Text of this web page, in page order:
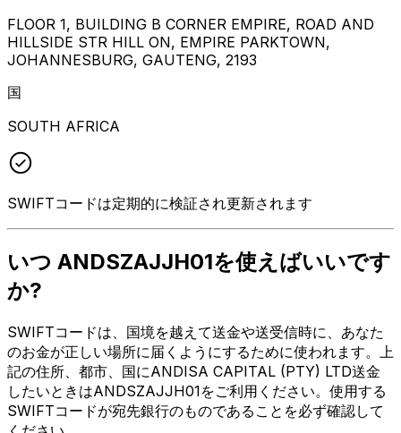
FLOOR 1, BUILDING B CORNER EMPIRE, ROAD AND
HILLSIDE STR HILL ON, EMPIRE PARKTOWN,
JOHANNESBURG, GAUTENG, 2193
国
SOUTH AFRICA
SWIFTコードは定期的に検証され更新されます
いつ ANDSZAJJH01を使えばいいです
か?
SWIFTコードは、国境を越えて送金や送受信時に、あなた
のお金が正しい場所に届くようにするために使われます。上
記の住所、都市、国にANDISA CAPITAL (PTY) LTD送金
したいときはANDSZAJJH01をご利用ください。使用する
SWIFTコードが宛先銀行のものであることを必ず確認して